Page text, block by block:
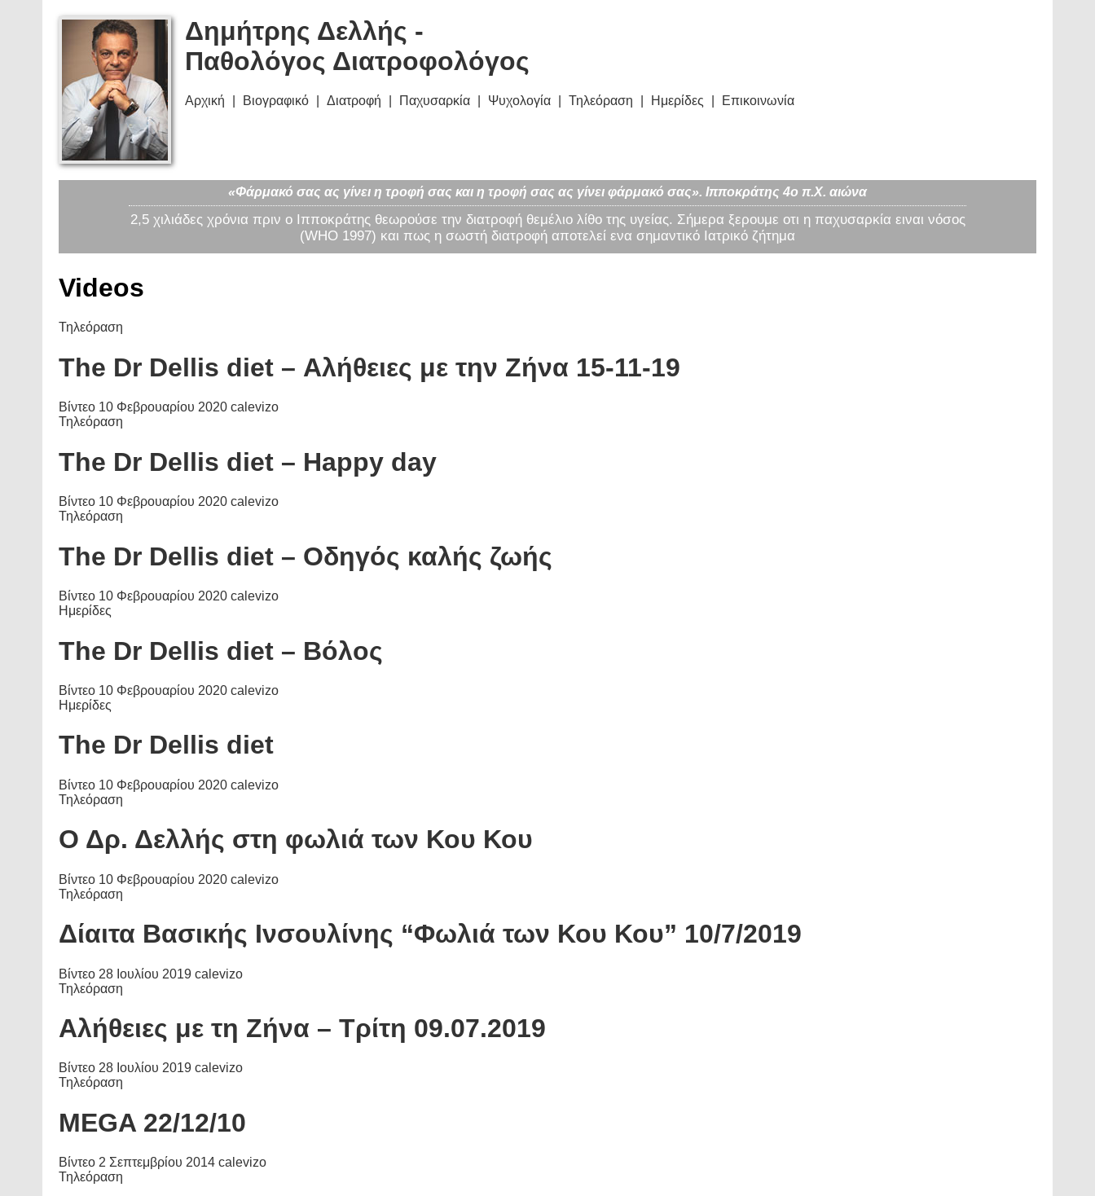
Δημήτρης Δελλής -
Παθολόγος Διατροφολόγος
Αρχική Βιογραφικό Διατροφή Παχυσαρκία Ψυχολογία Τηλεόραση Ημερίδες Επικοινωνία
«Φάρμακό σας ας γίνει η τροφή σας και η τροφή σας ας γίνει φάρμακό σας». Ιπποκράτης 4ο π.Χ. αιώνα
2,5 χιλιάδες χρόνια πριν ο Ιπποκράτης θεωρούσε την διατροφή θεμέλιο λίθο της υγείας. Σήμερα ξερουμε οτι η παχυσαρκία ειναι νόσος
(WHO 1997) και πως η σωστή διατροφή αποτελεί ενα σημαντικό Ιατρικό ζήτημα
Videos
Τηλεόραση
The Dr Dellis diet – Αλήθειες με την Ζήνα 15-11-19
Βίντεο 10 Φεβρουαρίου 2020 calevizo
Τηλεόραση
The Dr Dellis diet – Happy day
Βίντεο 10 Φεβρουαρίου 2020 calevizo
Τηλεόραση
The Dr Dellis diet – Οδηγός καλής ζωής
Βίντεο 10 Φεβρουαρίου 2020 calevizo
Ημερίδες
The Dr Dellis diet – Βόλος
Βίντεο 10 Φεβρουαρίου 2020 calevizo
Ημερίδες
The Dr Dellis diet
Βίντεο 10 Φεβρουαρίου 2020 calevizo
Τηλεόραση
Ο Δρ. Δελλής στη φωλιά των Κου Κου
Βίντεο 10 Φεβρουαρίου 2020 calevizo
Τηλεόραση
Δίαιτα Βασικής Ινσουλίνης “Φωλιά των Κου Κου” 10/7/2019
Βίντεο 28 Ιουλίου 2019 calevizo
Τηλεόραση
Αλήθειες με τη Ζήνα – Τρίτη 09.07.2019
Βίντεο 28 Ιουλίου 2019 calevizo
Τηλεόραση
MEGA 22/12/10
Βίντεο 2 Σεπτεμβρίου 2014 calevizo
Τηλεόραση